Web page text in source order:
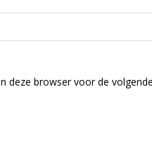
deze browser voor de